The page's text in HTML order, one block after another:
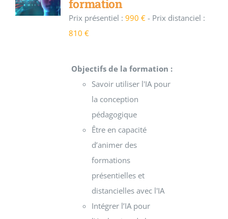
formation
Prix présentiel : 990 €- Prix distanciel :
810 €
Objectifs de la formation :
Savoir utiliser l'IA pour
la conception
pédagogique
Être en capacité
d’animer des
formations
présentielles et
distancielles avec l'IA
Intégrer l’IA pour